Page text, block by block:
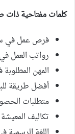
كلمات مفتاحية ذات
فرص عمل في
رواتب العمل
المهن المطلوبة
أفضل طريقة
متطلبات
تكاليف